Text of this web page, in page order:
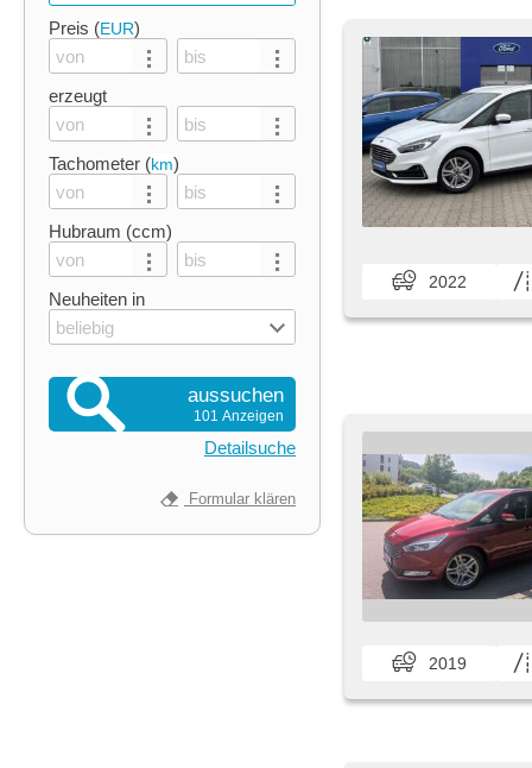
Preis (EUR)
erzeugt
Tachometer (km)
Hubraum (ccm)
Neuheiten in
beliebig
aussuchen
101 Anzeigen
Detailsuche
Formular klären
2022
2019